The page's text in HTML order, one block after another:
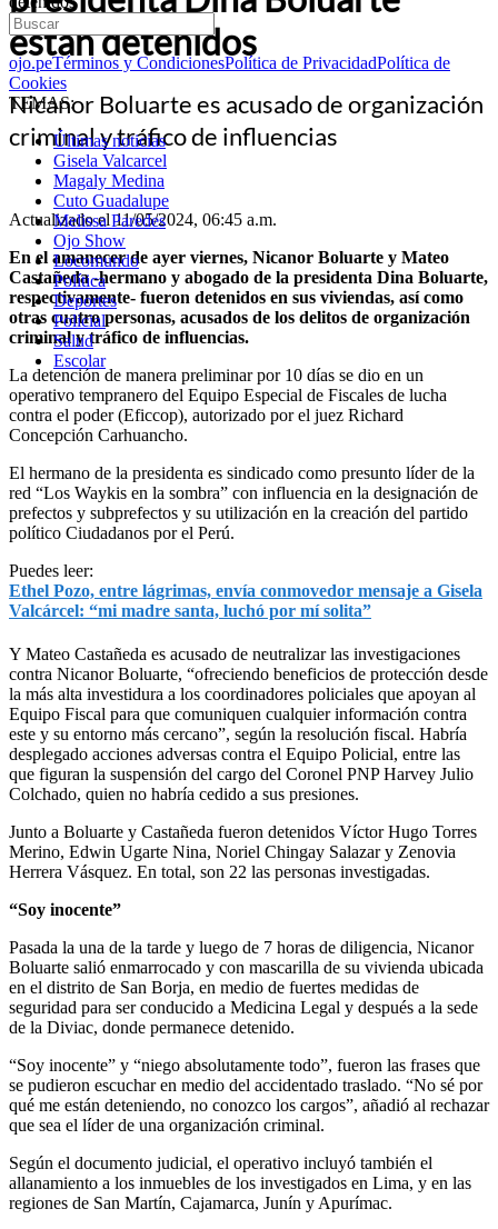
ojo.peTérminos y CondicionesPolítica de PrivacidadPolítica de
Cookies
TEMAS:
Últimas noticias
Gisela Valcarcel
Magaly Medina
Cuto Guadalupe
Melissa Paredes
Ojo Show
Locomundo
Política
Deportes
Policial
Salud
Escolar
están detenidos
Nicanor Boluarte es acusado de organización
criminal y tráfico de influencias
Actualizado el 11/05/2024, 06:45 a.m.
En el amanecer de ayer viernes, Nicanor Boluarte y Mateo
Castañeda -hermano y abogado de la presidenta Dina Boluarte,
respectivamente- fueron detenidos en sus viviendas, así como
otras cuatro personas, acusados de los delitos de organización
criminal y tráfico de influencias.
La detención de manera preliminar por 10 días se dio en un
operativo tempranero del Equipo Especial de Fiscales de lucha
contra el poder (Eficcop), autorizado por el juez Richard
Concepción Carhuancho.
El hermano de la presidenta es sindicado como presunto líder de la
red “Los Waykis en la sombra” con influencia en la designación de
prefectos y subprefectos y su utilización en la creación del partido
político Ciudadanos por el Perú.
Puedes leer:
Ethel Pozo, entre lágrimas, envía conmovedor mensaje a Gisela
Valcárcel: “mi madre santa, luchó por mí solita”
Y Mateo Castañeda es acusado de neutralizar las investigaciones
contra Nicanor Boluarte, “ofreciendo beneficios de protección desde
la más alta investidura a los coordinadores policiales que apoyan al
Equipo Fiscal para que comuniquen cualquier información contra
este y su entorno más cercano”, según la resolución fiscal. Habría
desplegado acciones adversas contra el Equipo Policial, entre las
que figuran la suspensión del cargo del Coronel PNP Harvey Julio
Colchado, quien no habría cedido a sus presiones.
Junto a Boluarte y Castañeda fueron detenidos Víctor Hugo Torres
Merino, Edwin Ugarte Nina, Noriel Chingay Salazar y Zenovia
Herrera Vásquez. En total, son 22 las personas investigadas.
“Soy inocente”
Pasada la una de la tarde y luego de 7 horas de diligencia, Nicanor
Boluarte salió enmarrocado y con mascarilla de su vivienda ubicada
en el distrito de San Borja, en medio de fuertes medidas de
seguridad para ser conducido a Medicina Legal y después a la sede
de la Diviac, donde permanece detenido.
“Soy inocente” y “niego absolutamente todo”, fueron las frases que
se pudieron escuchar en medio del accidentado traslado. “No sé por
qué me están deteniendo, no conozco los cargos”, añadió al rechazar
que sea el líder de una organización criminal.
Según el documento judicial, el operativo incluyó también el
allanamiento a los inmuebles de los investigados en Lima, y en las
regiones de San Martín, Cajamarca, Junín y Apurímac.